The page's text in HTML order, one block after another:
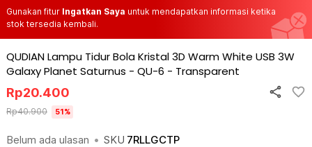
Gunakan fitur Ingatkan Saya untuk mendapatkan informasi ketika
stok tersedia kembali.
QUDIAN Lampu Tidur Bola Kristal 3D Warm White USB 3W
Galaxy Planet Saturnus - QU-6 - Transparent
Belum ada ulasan • SKU 7RLLGCTP
Rp20.400
Rp40.900 51%